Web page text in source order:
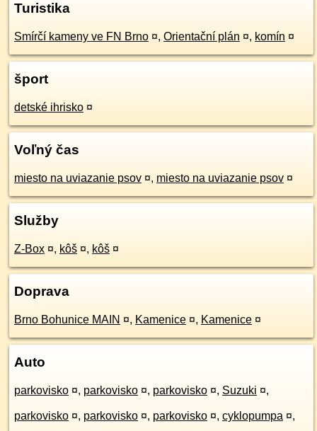
Turistika
Smírčí kameny ve FN Brno ¤, Orientační plán ¤, komín ¤
šport
detské ihrisko ¤
Voľný čas
miesto na uviazanie psov ¤, miesto na uviazanie psov ¤
Služby
Z-Box ¤, kôš ¤, kôš ¤
Doprava
Brno Bohunice MAIN ¤, Kamenice ¤, Kamenice ¤
Auto
parkovisko ¤, parkovisko ¤, parkovisko ¤, Suzuki ¤,
parkovisko ¤, parkovisko ¤, parkovisko ¤, cyklopumpa ¤,